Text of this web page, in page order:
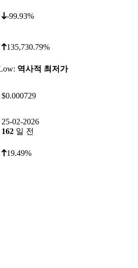
-99.93%
135,730.79%
역사적 최저가
$0.000729
25-02-2026
162 일 전
19.49%